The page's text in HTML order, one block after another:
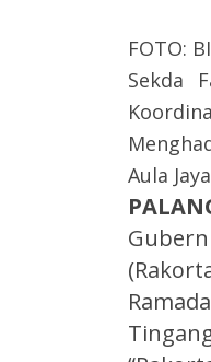
FOTO:
Sekda
Aula